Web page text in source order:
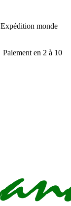
Expédition monde
Paiement en 2 à 10